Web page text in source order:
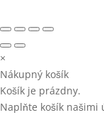
×
Nákupný košík
Košík je prázdny.
Naplňte košík našimi